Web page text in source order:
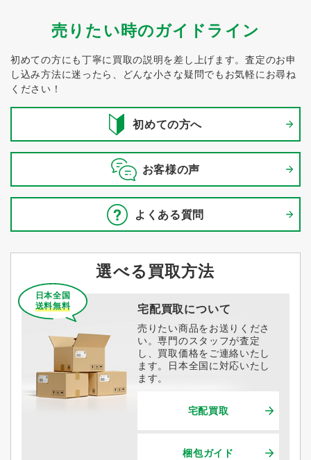
売りたい時のガイドライン
初めての方にも丁寧に買取の説明を差し上げます。査定のお申
し込み方法に迷ったら、どんな小さな疑問でもお気軽にお尋ね
ください！
初めての方へ
お客様の声
よくある質問
選べる買取方法
宅配買取について
日本全国
送料無料
売りたい商品をお送りくださ
い。専門のスタッフが査定
し、買取価格をご連絡いたし
ます。日本全国に対応いたし
ます。
宅配買取
梱包ガイド